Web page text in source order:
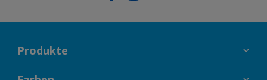
Produkte
FASSADENFARBEN